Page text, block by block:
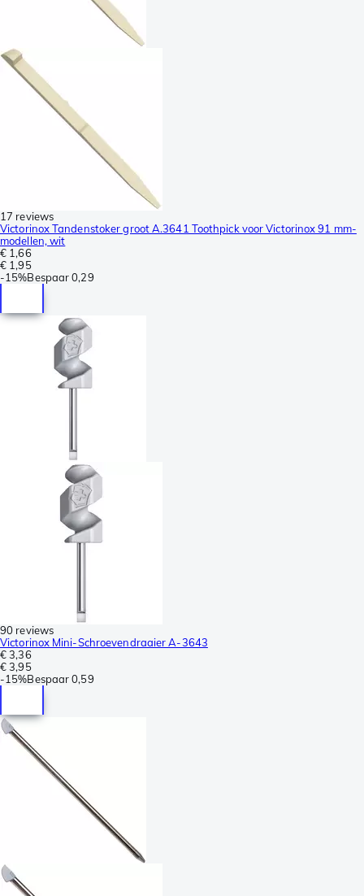
17 reviews
Victorinox Tandenstoker groot A.3641 Toothpick voor Victorinox 91 mm-
modellen, wit
€ 1,66
€ 1,95
-15%Bespaar 0,29
90 reviews
Victorinox Mini-Schroevendraaier A-3643
€ 3,36
€ 3,95
-15%Bespaar 0,59